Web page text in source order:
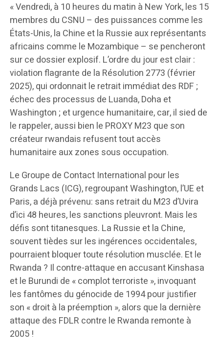
« Vendredi, à 10 heures du matin à New York, les 15
membres du CSNU – des puissances comme les
États-Unis, la Chine et la Russie aux représentants
africains comme le Mozambique – se pencheront
sur ce dossier explosif. L’ordre du jour est clair :
violation flagrante de la Résolution 2773 (février
2025), qui ordonnait le retrait immédiat des RDF ;
échec des processus de Luanda, Doha et
Washington ; et urgence humanitaire, car, il sied de
le rappeler, aussi bien le PROXY M23 que son
créateur rwandais refusent tout accès
humanitaire aux zones sous occupation.
Le Groupe de Contact International pour les
Grands Lacs (ICG), regroupant Washington, l’UE et
Paris, a déjà prévenu: sans retrait du M23 d’Uvira
d’ici 48 heures, les sanctions pleuvront. Mais les
défis sont titanesques. La Russie et la Chine,
souvent tièdes sur les ingérences occidentales,
pourraient bloquer toute résolution musclée. Et le
Rwanda ? Il contre-attaque en accusant Kinshasa
et le Burundi de « complot terroriste », invoquant
les fantômes du génocide de 1994 pour justifier
son « droit à la préemption », alors que la dernière
attaque des FDLR contre le Rwanda remonte à
2005 !